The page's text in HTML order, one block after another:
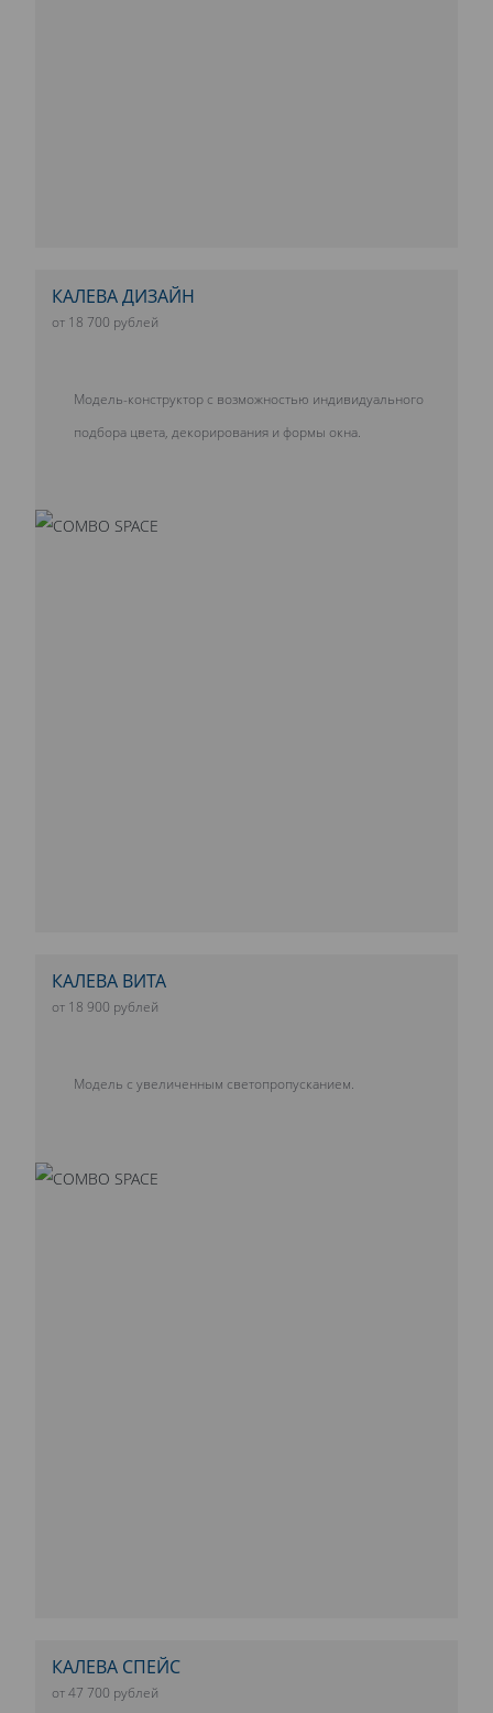
КАЛЕВА ДИЗАЙН
от 18 700 рублей
Модель-конструктор с возможностью индивидуального
подбора цвета, декорирования и формы окна.
КАЛЕВА ВИТА
от 18 900 рублей
Модель с увеличенным светопропусканием.
КАЛЕВА СПЕЙС
от 47 700 рублей